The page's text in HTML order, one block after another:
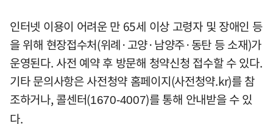
인터넷 이용이 어려운 만 65세 이상 고령자 및 장애인 등
을 위해 현장접수처(위례·고양·남양주·동탄 등 소재)가
운영된다. 사전 예약 후 방문해 청약신청 접수할 수 있다.
기타 문의사항은 사전청약 홈페이지(사전청약.kr)를 참
조하거나, 콜센터(1670-4007)를 통해 안내받을 수 있
다.